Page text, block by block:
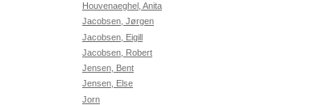
Houvenaeghel, Anita
Jacobsen, Jørgen
Jacobsen, Eigill
Jacobsen, Robert
Jensen, Bent
Jensen, Else
Jorn